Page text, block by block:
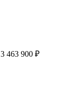
3 463 900 ₽